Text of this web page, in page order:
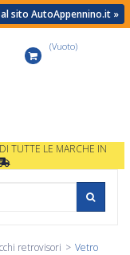
al sito AutoAppennino.it »
(Vuoto)
TUTTE LE MARCHE IN
retrovisori > Vetro